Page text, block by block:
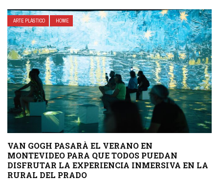
ARTE PLÁSTICO HOME
VAN GOGH PASARÀ EL VERANO EN
MONTEVIDEO PARA QUE TODOS PUEDAN
DISFRUTAR LA EXPERIENCIA INMERSIVA EN LA
RURAL DEL PRADO